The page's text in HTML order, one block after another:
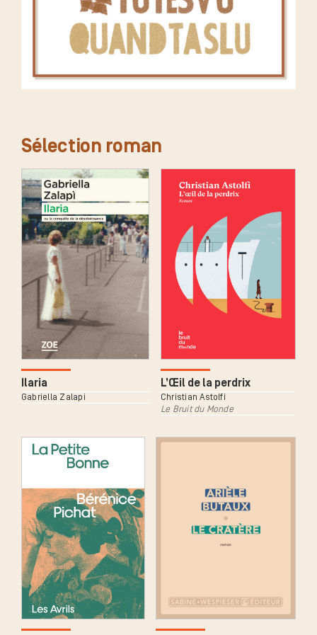
Sélection roman
Ilaria
Gabriella Zalapi
L’Œil de la perdrix
Christian Astolfi
Le Bruit du Monde